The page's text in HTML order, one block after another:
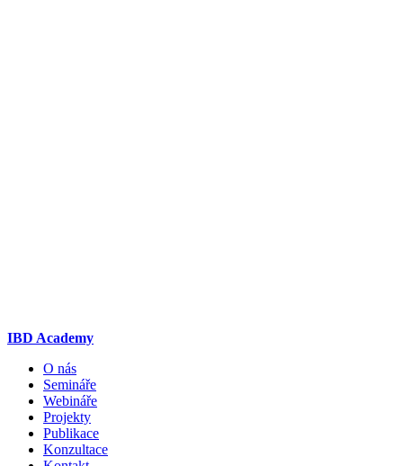
IBD Academy
O nás
Semináře
Webináře
Projekty
Publikace
Konzultace